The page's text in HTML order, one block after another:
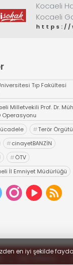
Kocaeli
Kocaeli
https://
Tıp Fakültesi
Milletvekili Prof. Dr.
Operasyonu
#Terör
#cinayetBANZİN
#ÖTV
İl Emniyet Müdürlüğü
# uyarıcı madde
en iyi şekilde